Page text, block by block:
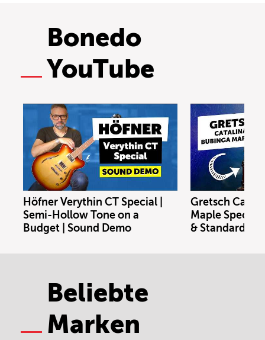
Bonedo
YouTube
Höfner Verythin CT Special |
Semi-Hollow Tone on a
Budget | Sound Demo
Gretsch
Maple Special
& Standard
Beliebte
Marken